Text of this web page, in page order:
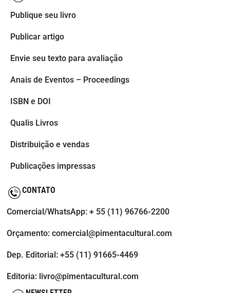
Publique seu livro
Publicar artigo
Envie seu texto para avaliação
Anais de Eventos – Proceedings
ISBN e DOI
Qualis Livros
Distribuição e vendas
Publicações impressas
CONTATO
Comercial/WhatsApp: + 55 (11) 96766-2200
Orçamento: comercial@pimentacultural.com
Dep. Editorial: +55 (11) 91665-4469
Editoria: livro@pimentacultural.com